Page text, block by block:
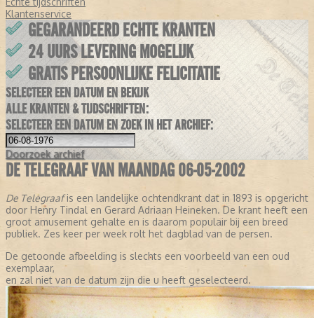
Klantenservice
GEGARANDEERD ECHTE KRANTEN
24 UURS LEVERING MOGELIJK
GRATIS PERSOONLIJKE FELICITATIE
SELECTEER EEN DATUM EN BEKIJK
ALLE KRANTEN & TIJDSCHRIFTEN:
SELECTEER EEN DATUM EN ZOEK IN HET ARCHIEF:
Doorzoek archief
DE TELEGRAAF VAN MAANDAG 06-05-2002
De Telegraafis een landelijke ochtendkrant dat in 1893 is opgericht
door Henry Tindal en Gerard Adriaan Heineken. De krant heeft een
groot amusement gehalte en is daarom populair bij een breed
publiek. Zes keer per week rolt het dagblad van de persen.
De getoonde afbeelding is slechts een voorbeeld van een oud
exemplaar,
en zal niet van de datum zijn die u heeft geselecteerd.